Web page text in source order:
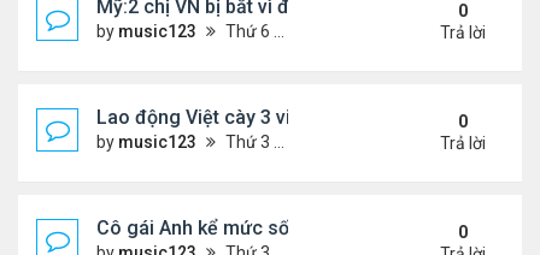
Mỹ:2 chị VN bị bắt vì đem bòn bòn vào Mỹ
by music123 Thứ 6 Tháng 4 10, 2026 6:40 pm
0
Trả lời
Lao động Việt cày 3 việc cùng lúc, thu nhập tới
by music123 Thứ 3 Tháng 3 31, 2026 4:59 pm
0
Trả lời
Cô gái Anh kể mức sống 'rẻ khó tin' ở Đà Nẵng
0